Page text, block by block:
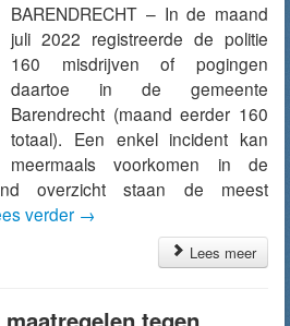
BARENDRECHT – In de maand
juli 2022 registreerde de politie
160 misdrijven of pogingen
daartoe in de gemeente
Barendrecht (maand eerder 160
totaal). Een enkel incident kan
meermaals voorkomen in de
overzicht staan de meest
verder →
Lees meer